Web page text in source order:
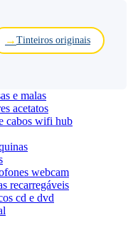
Tinteiros originais
e malas
acetatos
cabos wifi hub
webcam
recarregáveis
cd e dvd